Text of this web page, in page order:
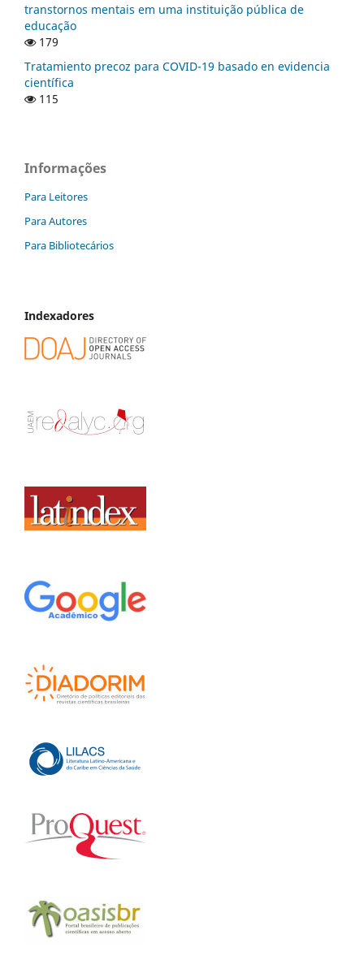
transtornos mentais em uma instituição pública de
educação
179
Tratamiento precoz para COVID-19 basado en evidencia
científica
115
Informações
Para Leitores
Para Autores
Para Bibliotecários
Indexadores